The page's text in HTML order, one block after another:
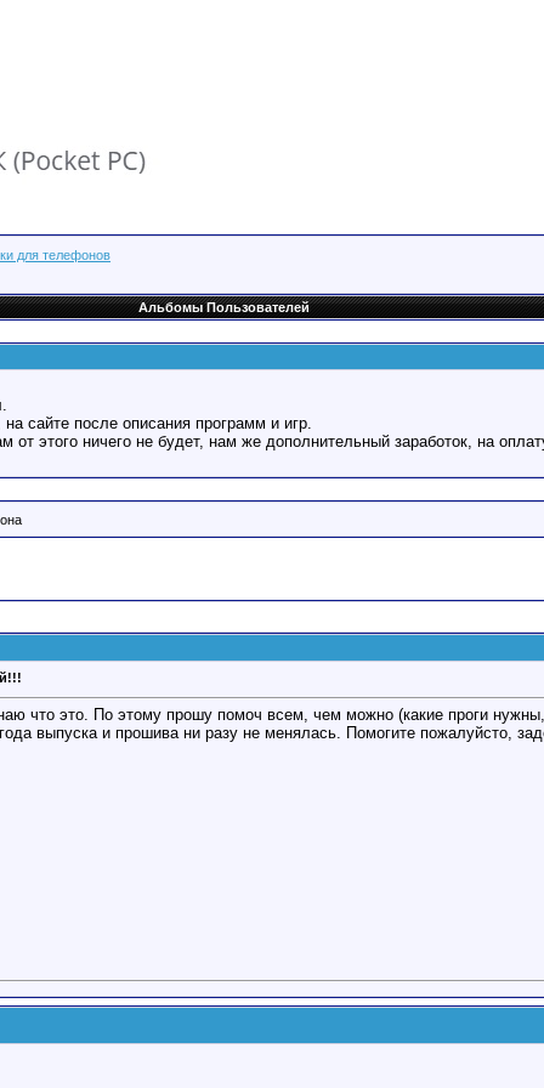
для телефонов
Альбомы Пользователей
сайте после описания программ и игр.
этого ничего не будет, нам же дополнительный заработок, на
что это. По этому прошу помоч всем, чем можно (какие проги
выпуска и прошива ни разу не менялась. Помогите пожалуйсто,